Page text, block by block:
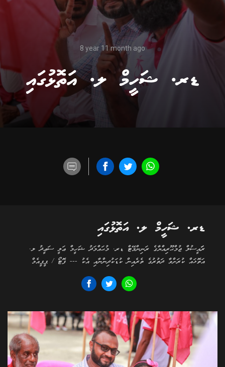
8 year 11 month ago
ޑރ. ޝަހީމް ލ. އަތޮޅުގައި
ޑރ. ޝަހީމް ލ. އަތޮޅުގައި
ރަަައީސުލް ޖުމްޙޫރިއްޔާގެ ރަނިންމޭޓް ޑރ. މުޙައްމަދު ޝަހީމް ޢަލީ ސަޢީދު ލ.
އަތޮޅައް ކުރަށްވާ ދަތުރުގެ ތެރެއިން ކުޑަކުދިންނާއި އެކު --- ފޮޓޯ / ޕީޕީއެމް